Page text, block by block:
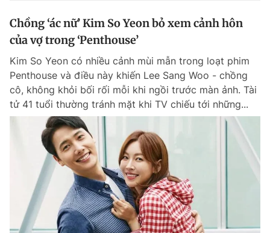
Chồng ‘ác nữ’ Kim So Yeon bỏ xem cảnh hôn
của vợ trong ‘Penthouse’
Kim So Yeon có nhiều cảnh mùi mẫn trong loạt phim
Penthouse và điều này khiến Lee Sang Woo - chồng
cô, không khỏi bối rối mỗi khi ngồi trước màn ảnh. Tài
tử 41 tuổi thường tránh mặt khi TV chiếu tới những...